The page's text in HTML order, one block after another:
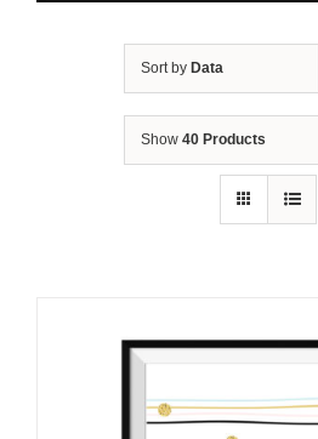
Sort by Data
Show 40 Products